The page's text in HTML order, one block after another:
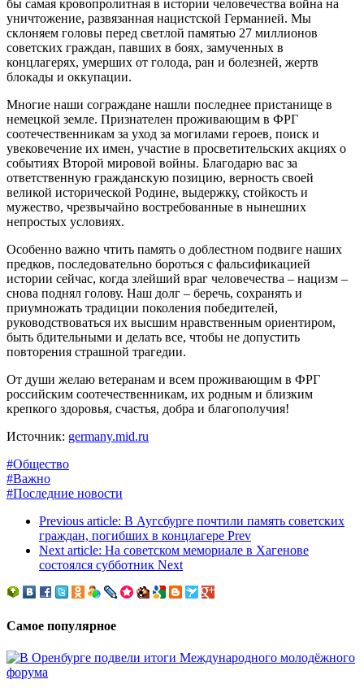
бы самая кровопролитная в истории человечества война на
уничтожение, развязанная нацистской Германией. Мы
склоняем головы перед светлой памятью 27 миллионов
советских граждан, павших в боях, замученных в
концлагерях, умерших от голода, ран и болезней, жертв
блокады и оккупации.
Многие наши сограждане нашли последнее пристанище в
немецкой земле. Признателен проживающим в ФРГ
соотечественникам за уход за могилами героев, поиск и
увековечение их имен, участие в просветительских акциях о
событиях Второй мировой войны. Благодарю вас за
ответственную гражданскую позицию, верность своей
великой исторической Родине, выдержку, стойкость и
мужество, чрезвычайно востребованные в нынешних
непростых условиях.
Особенно важно чтить память о доблестном подвиге наших
предков, последовательно бороться с фальсификацией
истории сейчас, когда злейший враг человечества – нацизм –
снова поднял голову. Наш долг – беречь, сохранять и
приумножать традиции поколения победителей,
руководствоваться их высшим нравственным ориентиром,
быть бдительными и делать все, чтобы не допустить
повторения страшной трагедии.
От души желаю ветеранам и всем проживающим в ФРГ
российским соотечественникам, их родным и близким
крепкого здоровья, счастья, добра и благополучия!
Источник: germany.mid.ru
#Общество
#Важно
#Последние новости
Previous article: В Аугсбурге почтили память советских
граждан, погибших в концлагере Prev
Next article: На советском мемориале в Хагенове
состоялся субботник Next
Самое популярное